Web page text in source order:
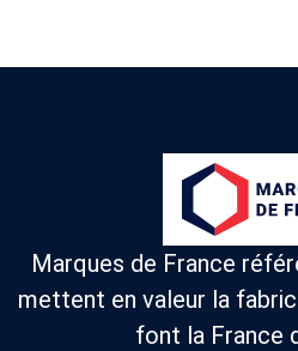
Marques de France
mettent en valeur la
font la France